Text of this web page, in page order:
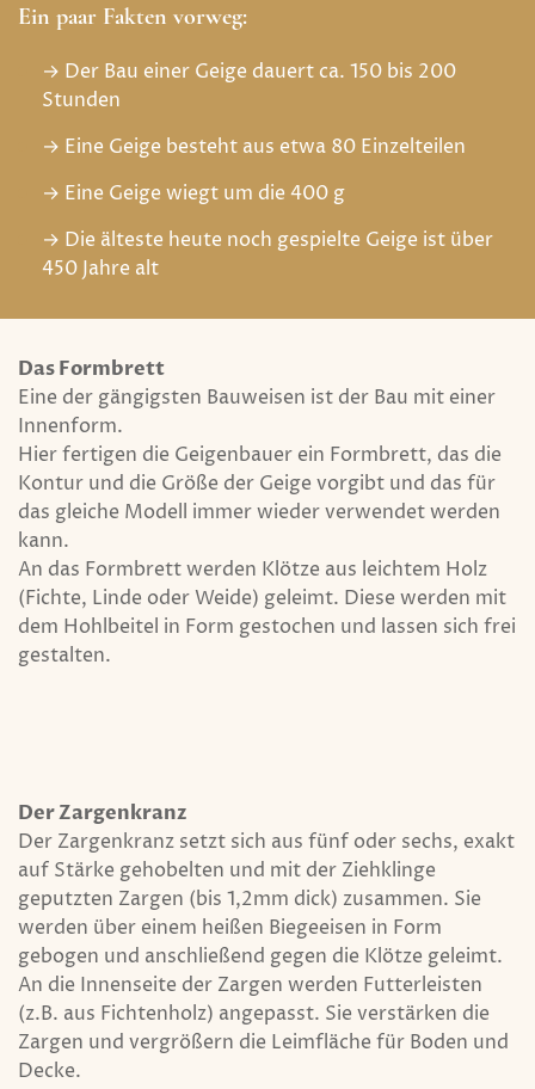
Ein paar Fakten vorweg:
→ Der Bau einer Geige dauert ca. 150 bis 200
Stunden
→ Eine Geige besteht aus etwa 80 Einzelteilen
→ Eine Geige wiegt um die 400 g
→ Die älteste heute noch gespielte Geige ist über
450 Jahre alt
Das Formbrett
Eine der gängigsten Bauweisen ist der Bau mit einer
Innenform.
Hier fertigen die Geigenbauer ein Formbrett, das die
Kontur und die Größe der Geige vorgibt und das für
das gleiche Modell immer wieder verwendet werden
kann.
An das Formbrett werden Klötze aus leichtem Holz
(Fichte, Linde oder Weide) geleimt. Diese werden mit
dem Hohlbeitel in Form gestochen und lassen sich frei
gestalten.
Der Zargenkranz
Der Zargenkranz setzt sich aus fünf oder sechs, exakt
auf Stärke gehobelten und mit der Ziehklinge
geputzten Zargen (bis 1,2mm dick) zusammen. Sie
werden über einem heißen Biegeeisen in Form
gebogen und anschließend gegen die Klötze geleimt.
An die Innenseite der Zargen werden Futterleisten
(z.B. aus Fichtenholz) angepasst. Sie verstärken die
Zargen und vergrößern die Leimfläche für Boden und
Decke.